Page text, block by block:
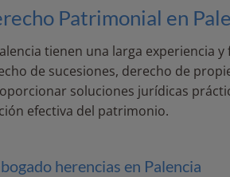
Patrimonial en
tienen una larga experiencia
de sucesiones, derecho de
soluciones jurídicas
efectiva del patrimonio.
herencias en Palencia